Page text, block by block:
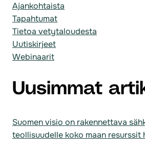
ON
ESIMERKKI
INVESTOINNISTA,
YHDISTYVÄT
SEKÄ
UUSIUTUVAN
ENERGIAN
TAVOITTEET
Ajankohtaista
Tapahtumat
Tietoa vetytaloudesta
Uutiskirjeet
Webinaarit
Uusimmat
Suomen visio on rakennettava
teollisuudelle koko maan